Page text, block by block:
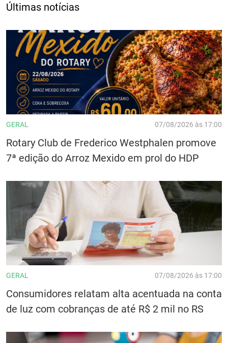
Últimas notícias
GERAL 07/08/2026 às 17:00
Rotary Club de Frederico Westphalen promove
7ª edição do Arroz Mexido em prol do HDP
GERAL 07/08/2026 às 17:00
Consumidores relatam alta acentuada na conta
de luz com cobranças de até R$ 2 mil no RS